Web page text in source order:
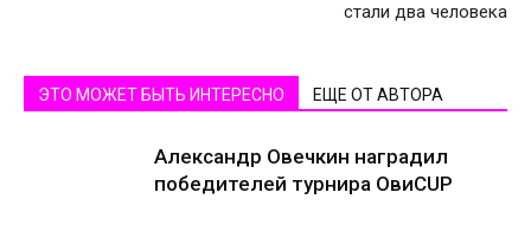
стали два человека
ЭТО МОЖЕТ БЫТЬ ИНТЕРЕСНО ЕЩЕ ОТ АВТОРА
Александр Овечкин наградил
победителей турнира ОвиCUP